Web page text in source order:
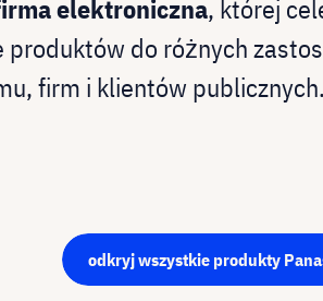
elektroniczna, której
produktów do różnych
firm i klientów
odkryj wszystkie produkty